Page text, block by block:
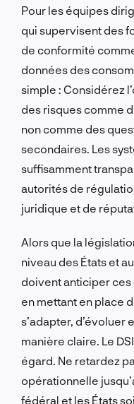
Pour les équipes
qui supervisent des
de conformité
données des
simple : Considérez
des risques comme
non comme des
secondaires. Les
suffisamment
autorités de
juridique et de
Alors que la
niveau des États et
doivent anticiper
en mettant en place
s’adapter, d’évoluer
manière claire. Le
égard. Ne retardez
opérationnelle
fédéral et les États